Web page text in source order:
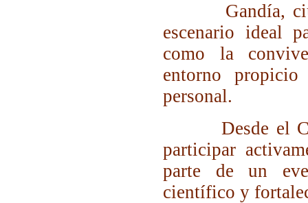
Gandía,
escenario ideal
como la
entorno
personal.
Desde el
participar
parte de un
científico y